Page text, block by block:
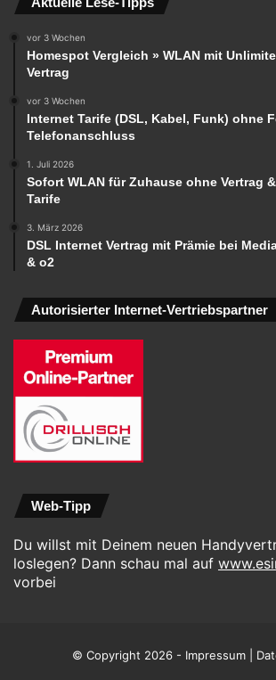
vor 3 Wochen
Homespot Vergleich » WLAN mit
Vertrag
vor 3 Wochen
Internet Tarife (DSL, Kabel, Funk) ohne
Telefonanschluss
1. Juli 2026
Sofort WLAN für Zuhause ohne Vertrag
Tarife
3. März 2026
DSL Internet Vertrag mit Prämie bei
& o2
Autorisierter Internet-Vertriebspartner
Web-Tipp
Du willst mit Deinem neuen
loslegen? Dann schau mal auf
vorbei
© Copyright 2026 - Impressum